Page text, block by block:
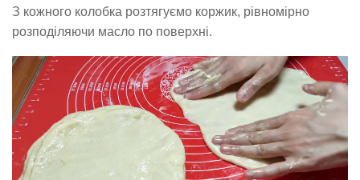
З кожного колобка розтягуємо коржик, рівномірно
розподіляючи масло по поверхні.